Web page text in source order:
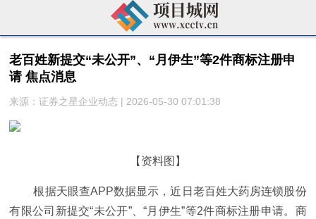
老百姓新提交“未公开”、“月伊生”等2件商标注册申
请 焦点消息
来源：证券之星企业动态 | 2026-05-30 07:01:38
【资料图】
根据天眼查APP数据显示，近日老百姓大药房连锁股份
有限公司新提交“未公开”、“月伊生”等2件商标注册申请。商